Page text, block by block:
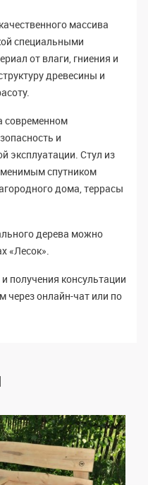
массива
специальными
от влаги, гниения и
древесины и
современном
и
эксплуатации. Стул из
спутником
дома, террасы
дерева можно
«Лесок».
получения консультации
онлайн-чат или по